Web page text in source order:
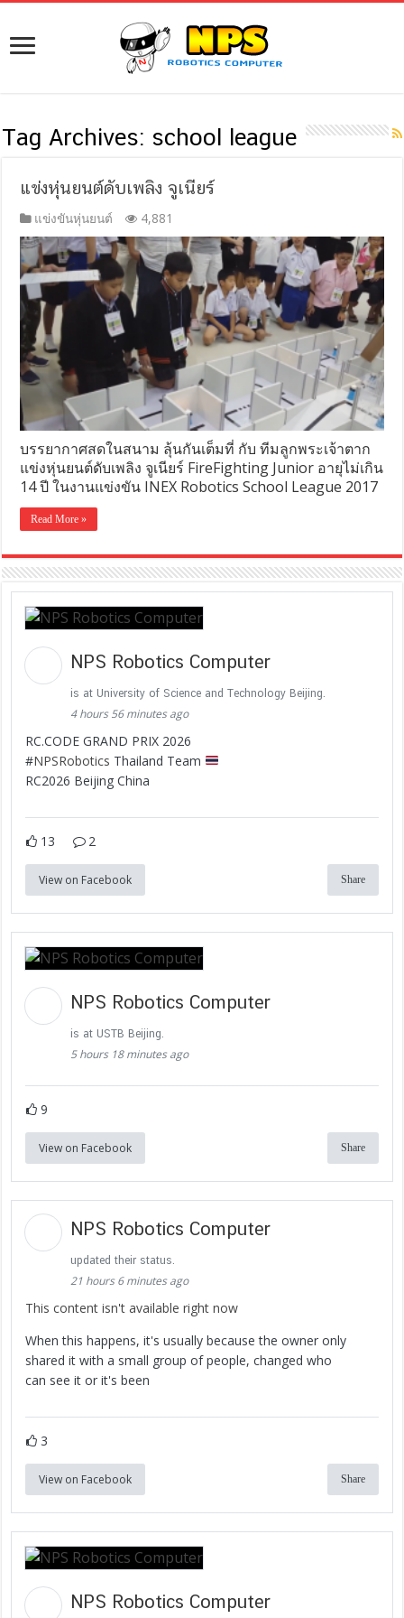
Tag Archives: school league
แข่งหุ่นยนต์ดับเพลิง จูเนียร์
แข่งขันหุ่นยนต์ 4,881
บรรยากาศสดในสนาม ลุ้นกันเต็มที่ กับ ทีมลูกพระเจ้าตาก
แข่งหุ่นยนต์ดับเพลิง จูเนียร์ FireFighting Junior อายุไม่เกิน
14 ปี ในงานแข่งขัน INEX Robotics School League 2017
Read More »
NPS Robotics Computer
is at University of Science and Technology Beijing.
4 hours 56 minutes ago
RC.CODE GRAND PRIX 2026
#NPSRobotics Thailand Team
RC2026 Beijing China
13 2
View on Facebook Share
NPS Robotics Computer
is at USTB Beijing.
5 hours 18 minutes ago
9
View on Facebook Share
NPS Robotics Computer
updated their status.
21 hours 6 minutes ago
This content isn't available right now
When this happens, it's usually because the owner only
shared it with a small group of people, changed who
can see it or it's been
3
View on Facebook Share
NPS Robotics Computer